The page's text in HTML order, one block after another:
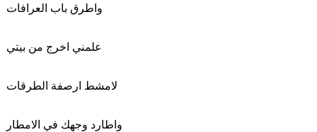
واطرق باب العرافات
علمني اخرج من بيتي
لامشط ارصفة الطرقات
واطارد وجهك في الامطار